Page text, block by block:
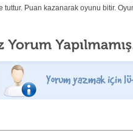
tuttur. Puan kazanarak oyunu bitir.